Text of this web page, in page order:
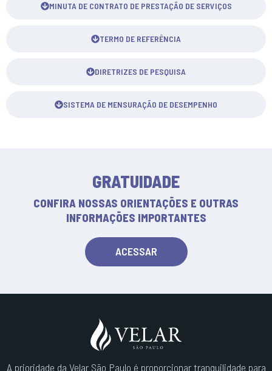
MINUTA DE CONTRATO DE PRESTAÇÃO DE SERVIÇOS
TERMO DE REFERÊNCIA
DIRETRIZES DE PESQUISA
SISTEMA DE MENSURAÇÃO DE DESEMPENHO
GRATUIDADE
CONFIRA NOSSAS ORIENTAÇÕES E OUTRAS
INFORMAÇÕES IMPORTANTES
ACESSAR
A prioridade da Velar São Paulo é proporcionar tranquilidade para